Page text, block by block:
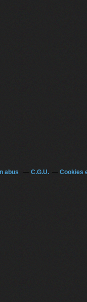
abus C.G.U. Cookies